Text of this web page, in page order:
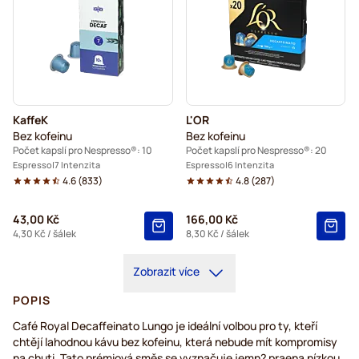
KaffeK
Bez kofeinu
Počet kapslí pro Nespresso®: 10
Espresso 7 Intenzita
4.6(833)
43,00 Kč
4,30 Kč / šálek
L'OR
Bez kofeinu
Počet kapslí pro Nespresso®: 20
Espresso 6 Intenzita
4.8(287)
166,00 Kč
8,30 Kč / šálek
Zobrazit více
POPIS
Café Royal Decaffeinato Lungo je ideální volbou pro ty, kteří
chtějí lahodnou kávu bez kofeinu, která nebude mít kompromisy